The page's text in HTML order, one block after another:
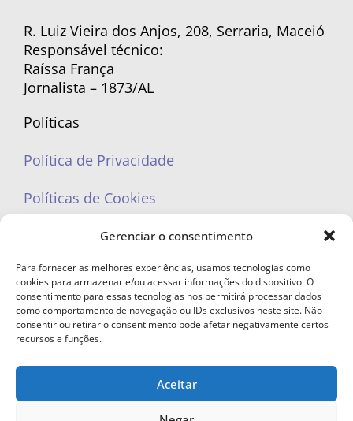
Gerenciar o consentimento
Para fornecer as melhores experiências, usamos tecnologias como
cookies para armazenar e/ou acessar informações do dispositivo. O
consentimento para essas tecnologias nos permitirá processar dados
como comportamento de navegação ou IDs exclusivos neste site. Não
consentir ou retirar o consentimento pode afetar negativamente certos
recursos e funções.
Aceitar
R. Luiz Vieira dos Anjos, 208, Serraria, Maceió
Responsável técnico:
Raíssa França
Jornalista – 1873/AL
Políticas
Política de Privacidade
Políticas de Cookies
portaleufemea@gmail.com
© Copyright 2023 - Todos os direitos reservados. Proibida cópia total ou
parcial sem autorização.